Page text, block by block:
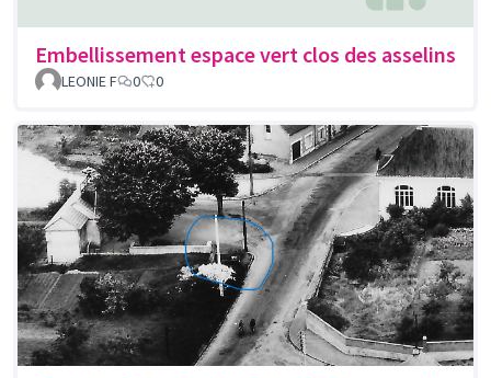
Embellissement espace vert clos des asselins
LEONIE F 0 0